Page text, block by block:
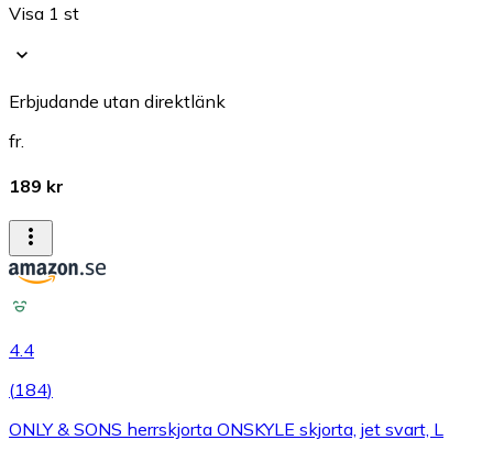
Visa 1 st
Erbjudande utan direktlänk
fr.
189 kr
4.4
(184)
ONLY & SONS herrskjorta ONSKYLE skjorta, jet svart, L